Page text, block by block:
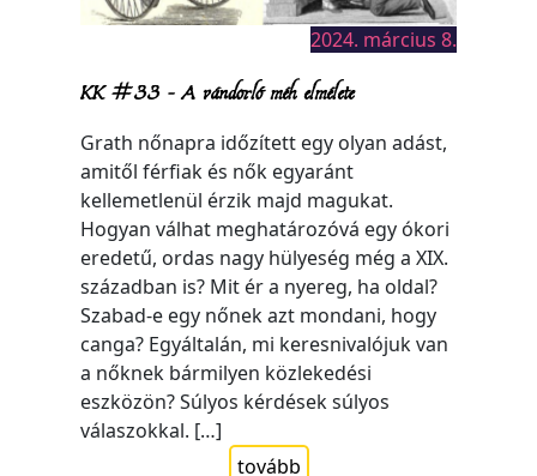
2024. március 8.
KK #33 – A vándorló méh elmélete
Grath nőnapra időzített egy olyan adást,
amitől férfiak és nők egyaránt
kellemetlenül érzik majd magukat.
Hogyan válhat meghatározóvá egy ókori
eredetű, ordas nagy hülyeség még a XIX.
században is? Mit ér a nyereg, ha oldal?
Szabad-e egy nőnek azt mondani, hogy
canga? Egyáltalán, mi keresnivalójuk van
a nőknek bármilyen közlekedési
eszközön? Súlyos kérdések súlyos
válaszokkal. […]
tovább